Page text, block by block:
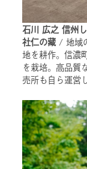
石川 広之 信州
社仁の藏/ 地域
地を耕作。信濃
を栽培。高品質
売所も自ら運営